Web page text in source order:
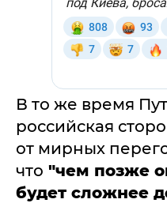
В то же время
российская
от мирных
что "чем позже
будет сложнее